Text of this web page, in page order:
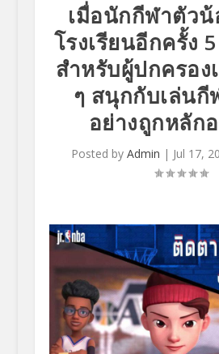
เมื่อนักกีฬาตัว
โรงเรียนอีกครั้ง
สำหรับผู้ปกครอง
ๆ สนุกกับเล่นกี
อย่างถูกหลัก
Posted byAdmin | Jul 17,